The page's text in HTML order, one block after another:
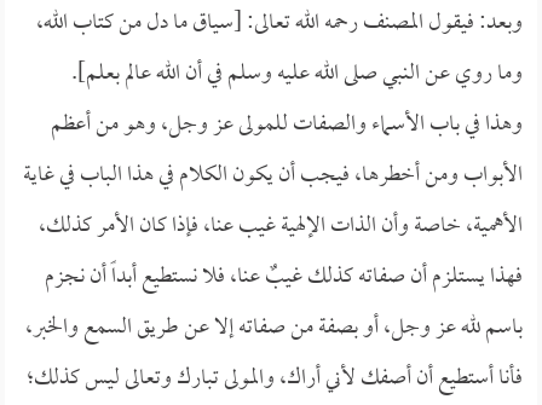
وبعد: فيقول المصنف رحمه الله تعالى: [سياق ما دل من كتاب الله،
وما روي عن النبي صلى الله عليه وسلم في أن الله عالم بعلم].
وهذا في باب الأسماء والصفات للمولى عز وجل، وهو من أعظم
الأبواب ومن أخطرها، فيجب أن يكون الكلام في هذا الباب في غاية
الأهمية، خاصة وأن الذات الإلهية غيب عنا، فإذا كان الأمر كذلك،
فهذا يستلزم أن صفاته كذلك غيبٌ عنا، فلا نستطيع أبداً أن نجزم
باسم لله عز وجل، أو بصفة من صفاته إلا عن طريق السمع والخبر،
فأنا أستطيع أن أصفك لأني أراك، والمولى تبارك وتعالى ليس كذلك؛